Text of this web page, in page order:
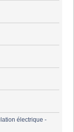
électrique -